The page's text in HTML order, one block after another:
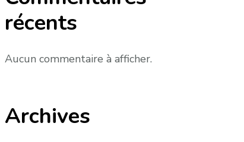
récents
Aucun commentaire à afficher.
Archives